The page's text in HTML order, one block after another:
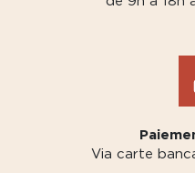
Via carte